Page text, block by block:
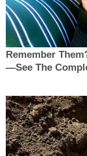
Remember
—See The